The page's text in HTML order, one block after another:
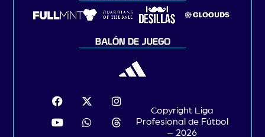
BALÓN DE JUEGO
Copyright Liga
Profesional de Fútbol
– 2026